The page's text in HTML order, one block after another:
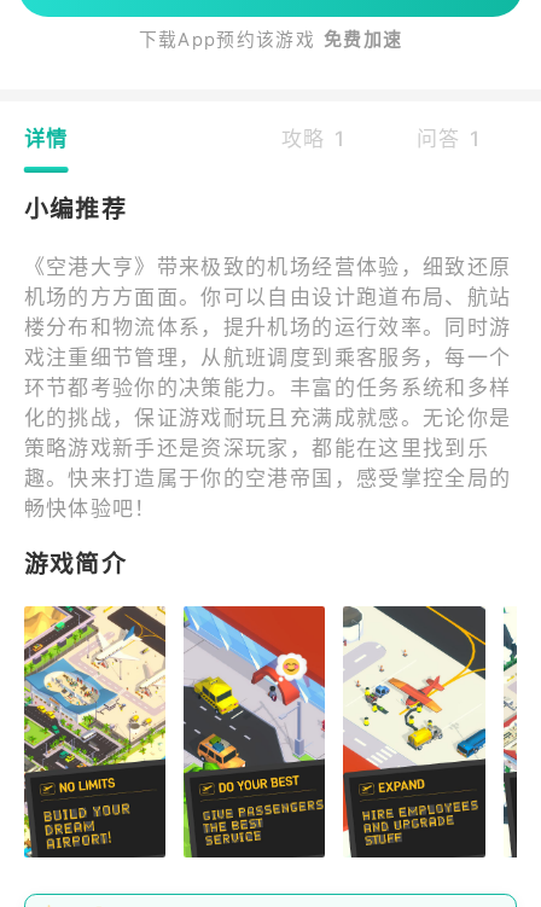
下载App预约该游戏 免费加速
详情 攻略 1 问答 1
小编推荐
《空港大亨》带来极致的机场经营体验，细致还原
机场的方方面面。你可以自由设计跑道布局、航站
楼分布和物流体系，提升机场的运行效率。同时游
戏注重细节管理，从航班调度到乘客服务，每一个
环节都考验你的决策能力。丰富的任务系统和多样
化的挑战，保证游戏耐玩且充满成就感。无论你是
策略游戏新手还是资深玩家，都能在这里找到乐
趣。快来打造属于你的空港帝国，感受掌控全局的
畅快体验吧！
游戏简介